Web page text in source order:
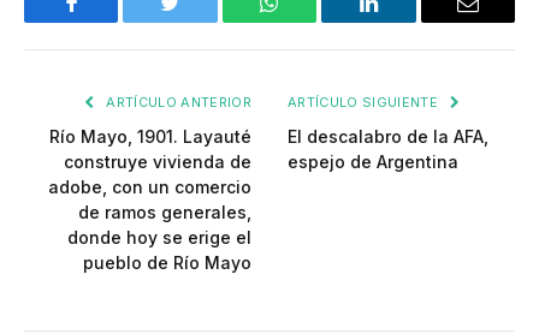
Facebook Twitter WhatsApp LinkedIn Email
ARTÍCULO ANTERIOR
Río Mayo, 1901. Layauté
construye vivienda de
adobe, con un comercio
de ramos generales,
donde hoy se erige el
pueblo de Río Mayo
ARTÍCULO SIGUIENTE
El descalabro de la AFA,
espejo de Argentina